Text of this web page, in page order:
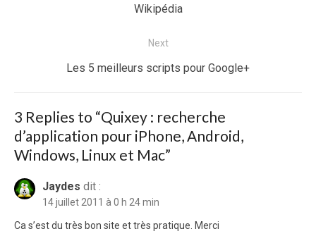
Wikipédia
Next
Next
Les 5 meilleurs scripts pour Google+
3 Replies to “Quixey : recherche
d’application pour iPhone, Android,
Windows, Linux et Mac”
Jaydes dit :
14 juillet 2011 à 0 h 24 min
Ca s’est du très bon site et très pratique. Merci